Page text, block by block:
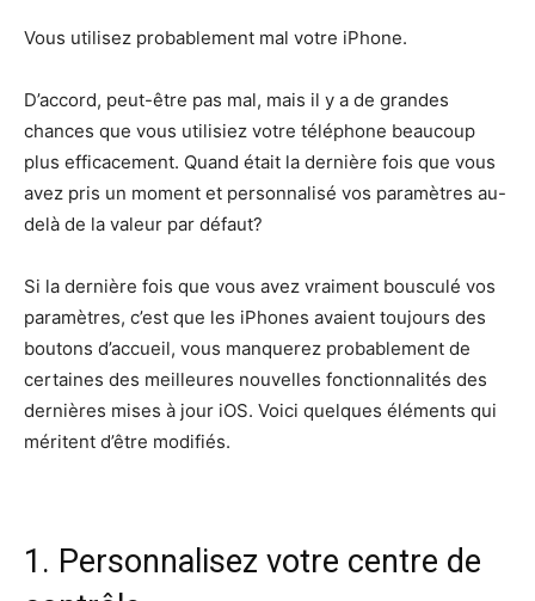
Vous utilisez probablement mal votre iPhone.
D’accord, peut-être pas mal, mais il y a de grandes
chances que vous utilisiez votre téléphone beaucoup
plus efficacement. Quand était la dernière fois que vous
avez pris un moment et personnalisé vos paramètres au-
delà de la valeur par défaut?
Si la dernière fois que vous avez vraiment bousculé vos
paramètres, c’est que les iPhones avaient toujours des
boutons d’accueil, vous manquerez probablement de
certaines des meilleures nouvelles fonctionnalités des
dernières mises à jour iOS. Voici quelques éléments qui
méritent d’être modifiés.
1. Personnalisez votre centre de